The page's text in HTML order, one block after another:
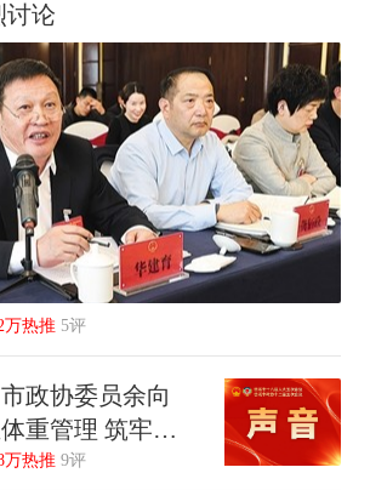
讨论
万热推 5评
政协委员余向
重管理 筑牢校
万热推 9评